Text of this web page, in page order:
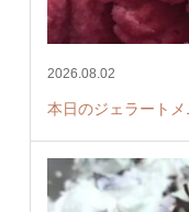
2026.08.02
本日のジェラート